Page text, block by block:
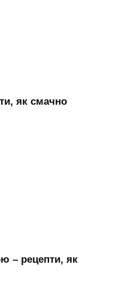
як смачно
– рецепти, як